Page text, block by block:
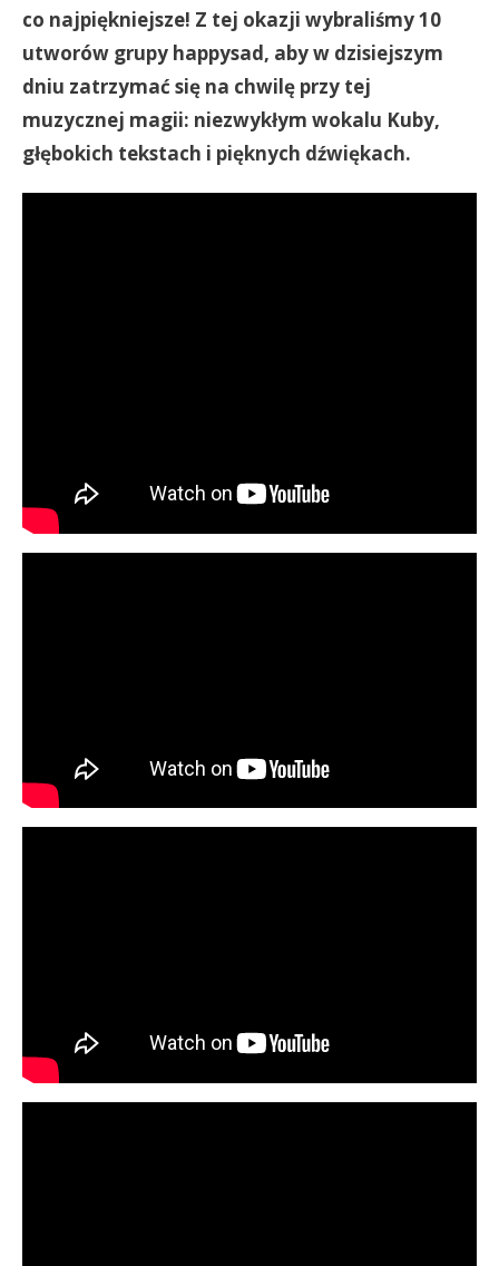
co najpiękniejsze! Z tej okazji wybraliśmy 10
utworów grupy happysad, aby w dzisiejszym
dniu zatrzymać się na chwilę przy tej
muzycznej magii: niezwykłym wokalu Kuby,
głębokich tekstach i pięknych dźwiękach.